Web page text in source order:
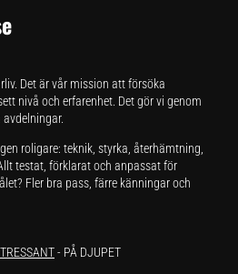
Det är vår mission att försöka
nivå och erfarenhet. Det gör vi genom
roligare: teknik, styrka, återhämtning,
testat, förklarat och anpassat för
Fler bra pass, färre känningar och
- PÅ DJUPET